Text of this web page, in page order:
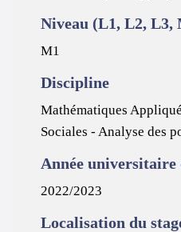
Niveau (L1, L2, L3,
M1
Discipline
Mathématiques
Sociales - Analyse des
Année universitaire
2022/2023
Localisation du